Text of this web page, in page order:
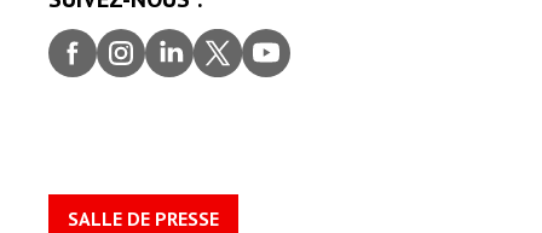
Faceb
ook
Insta
gram
Linke
dIn
Twitt
er
youtu
be
SALLE DE PRESSE